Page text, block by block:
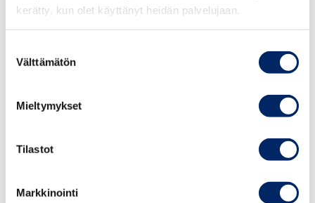
kerätty, kun olet käyttänyt heidän palvelujaan.
valinta
Välttämätön
Mieltymykset
Tilastot
Markkinointi
Koko lausunnon pääset lukemaan täältä:Suosituksia –
Keskuskauppakamarin liiketapalautakunta antaa
tehty tai suunniteltu toimenpide hyvän liiketavan
vastainen tai muutoin sopimaton. Liiketapalautakunta
käsittelee muun ohessa harhaanjohtavaa ja vertailevaa
markkinointia, toisen yrityksen maineen ja tunnettuuden